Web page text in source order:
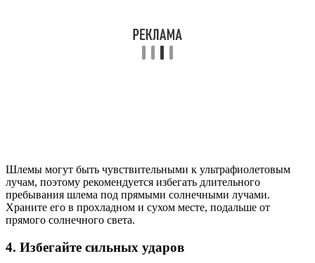
Шлемы могут быть чувствительными к ультрафиолетовым
лучам, поэтому рекомендуется избегать длительного
пребывания шлема под прямыми солнечными лучами.
Храните его в прохладном и сухом месте, подальше от
прямого солнечного света.
4. Избегайте сильных ударов